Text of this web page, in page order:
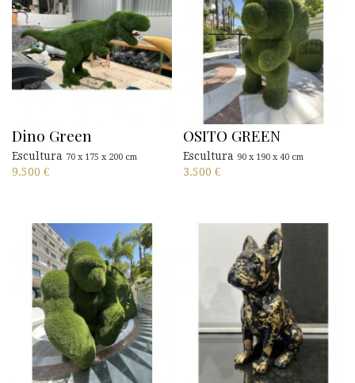
Dino Green
Escultura 70 x 175 x 200 cm
9.500 €
OSITO GREEN
Escultura 90 x 190 x 40 cm
3.500 €